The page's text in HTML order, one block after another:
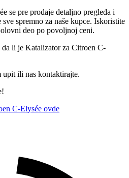
se pre prodaje detaljno pregleda i
spremno za naše kupce. Iskoristite
deo po povoljnoj ceni.
da li je Katalizator za Citroen C-
upit ili nas kontaktirajte.
C-Elysée ovde